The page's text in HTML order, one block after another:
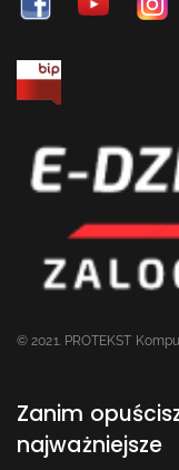
© 2021. PROTEKST
Zanim
najważniejsze